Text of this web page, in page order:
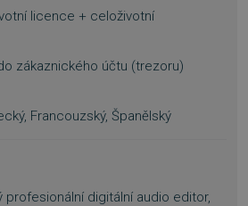
licence + celoživotní
zákaznického účtu (trezoru)
Francouzský, Španělský
digitální audio editor,